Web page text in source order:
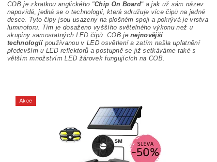
COB je zkratkou anglického "Chip On Board" a jak už sám název
napovídá, jedná se o technologii, která sdružuje více čipů na jedné
desce. Tyto čipy jsou usazeny na plošném spoji a pokrývá je vrstva
luminoforu. Tím je dosaženo vyššího světelného výkonu než u
skupiny samostatných LED čipů. COB jenejnovější
technologiípoužívanou v LED osvětlení a zatím našla uplatnění
především u LED reflektorů a postupně se již setkáváme také s
větším množstvím LED žárovek fungujících na COB.
Akce